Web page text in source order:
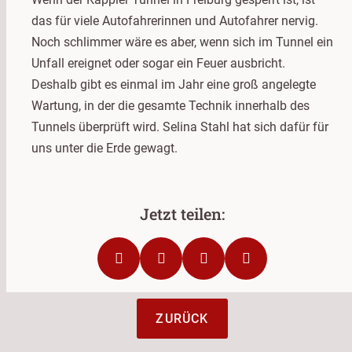
das für viele Autofahrerinnen und Autofahrer nervig.
Noch schlimmer wäre es aber, wenn sich im Tunnel ein
Unfall ereignet oder sogar ein Feuer ausbricht.
Deshalb gibt es einmal im Jahr eine groß angelegte
Wartung, in der die gesamte Technik innerhalb des
Tunnels überprüft wird. Selina Stahl hat sich dafür für
uns unter die Erde gewagt.
ZURÜCK